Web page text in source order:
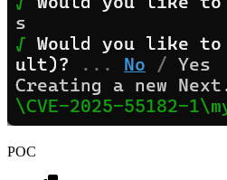
POC